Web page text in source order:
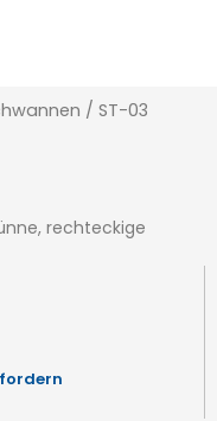
/ ST-03
rechteckige